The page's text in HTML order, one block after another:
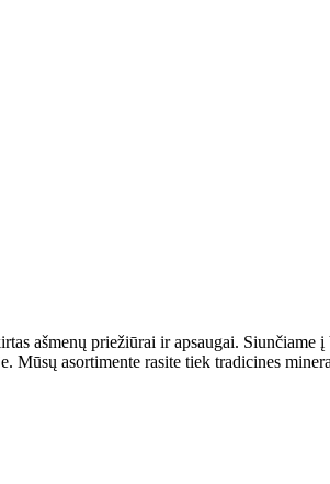
ašmenų priežiūrai ir apsaugai.
asortimente rasite tiek tradicines